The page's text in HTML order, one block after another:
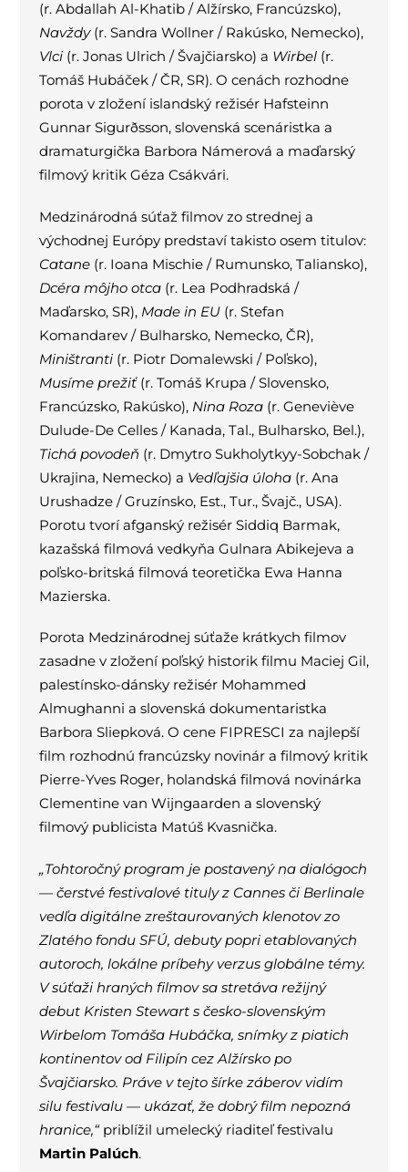
(r. Abdallah Al-Khatib / Alžírsko, Francúzsko),
Navždy(r. Sandra Wollner / Rakúsko, Nemecko),
Vlci(r. Jonas Ulrich / Švajčiarsko) a Wirbel(r.
Tomáš Hubáček / ČR, SR). O cenách rozhodne
porota v zložení islandský režisér Hafsteinn
Gunnar Sigurðsson, slovenská scenáristka a
dramaturgička Barbora Námerová a maďarský
filmový kritik Géza Csákvári.
Medzinárodná súťaž filmov zo strednej a
východnej Európy predstaví takisto osem titulov:
Catane(r. Ioana Mischie / Rumunsko, Taliansko),
Dcéra môjho otca(r. Lea Podhradská /
Maďarsko, SR), Made in EU(r. Stefan
Komandarev / Bulharsko, Nemecko, ČR),
Miništranti(r. Piotr Domalewski / Poľsko),
Musíme prežiť(r. Tomáš Krupa / Slovensko,
Francúzsko, Rakúsko), Nina Roza(r. Geneviève
Dulude-De Celles / Kanada, Tal., Bulharsko, Bel.),
Tichá povodeň (r. Dmytro Sukholytkyy-Sobchak /
Ukrajina, Nemecko) a Vedľajšia úloha(r. Ana
Urushadze / Gruzínsko, Est., Tur., Švajč., USA).
Porotu tvorí afganský režisér Siddiq Barmak,
kazašská filmová vedkyňa Gulnara Abikejeva a
poľsko-britská filmová teoretička Ewa Hanna
Mazierska.
Porota Medzinárodnej súťaže krátkych filmov
zasadne v zložení poľský historik filmu Maciej Gil,
palestínsko-dánsky režisér Mohammed
Almughanni a slovenská dokumentaristka
Barbora Sliepková. O cene FIPRESCI za najlepší
film rozhodnú francúzsky novinár a filmový kritik
Pierre-Yves Roger, holandská filmová novinárka
Clementine van Wijngaarden a slovenský
filmový publicista Matúš Kvasnička.
„Tohtoročný program je postavený na dialógoch
— čerstvé festivalové tituly z Cannes či Berlinale
vedľa digitálne zreštaurovaných klenotov zo
Zlatého fondu SFÚ, debuty popri etablovaných
autoroch, lokálne príbehy verzus globálne témy.
V súťaži hraných filmov sa stretáva režijný
debut Kristen Stewart s česko-slovenským
Wirbelom Tomáša Hubáčka, snímky z piatich
kontinentov od Filipín cez Alžírsko po
Švajčiarsko. Práve v tejto šírke záberov vidím
silu festivalu — ukázať, že dobrý film nepozná
hranice,“ priblížil umelecký riaditeľ festivalu
Martin Palúch.